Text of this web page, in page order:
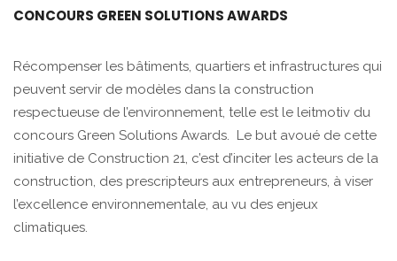
CONCOURS GREEN SOLUTIONS AWARDS
Récompenser les bâtiments, quartiers et infrastructures qui
peuvent servir de modèles dans la construction
respectueuse de l’environnement, telle est le leitmotiv du
concours Green Solutions Awards. Le but avoué de cette
initiative de Construction 21, c’est d’inciter les acteurs de la
construction, des prescripteurs aux entrepreneurs, à viser
l’excellence environnementale, au vu des enjeux
climatiques.